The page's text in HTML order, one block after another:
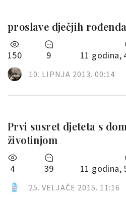
proslave dječjih
150 9 11 godina,
10. LIPNJA 2013. 00:14
Prvi susret djeteta s
životinjom
4 39 11 godina,
25. VELJAČE 2015. 11:16